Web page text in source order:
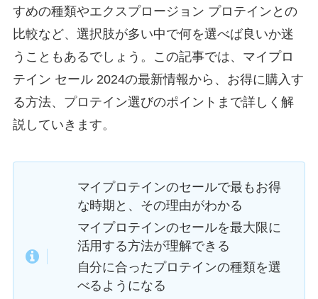
すめの種類やエクスプロージョン プロテインとの
比較など、選択肢が多い中で何を選べば良いか迷
うこともあるでしょう。この記事では、マイプロ
テイン セール 2024の最新情報から、お得に購入す
る方法、プロテイン選びのポイントまで詳しく解
説していきます。
マイプロテインのセールで最もお得
な時期と、その理由がわかる
マイプロテインのセールを最大限に
活用する方法が理解できる
自分に合ったプロテインの種類を選
べるようになる